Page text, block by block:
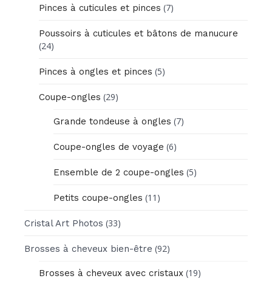
Pinces à cuticules et pinces (7)
Poussoirs à cuticules et bâtons de manucure
(24)
Pinces à ongles et pinces (5)
Coupe-ongles (29)
Grande tondeuse à ongles (7)
Coupe-ongles de voyage (6)
Ensemble de 2 coupe-ongles (5)
Petits coupe-ongles (11)
Cristal Art Photos (33)
Brosses à cheveux bien-être (92)
Brosses à cheveux avec cristaux (19)